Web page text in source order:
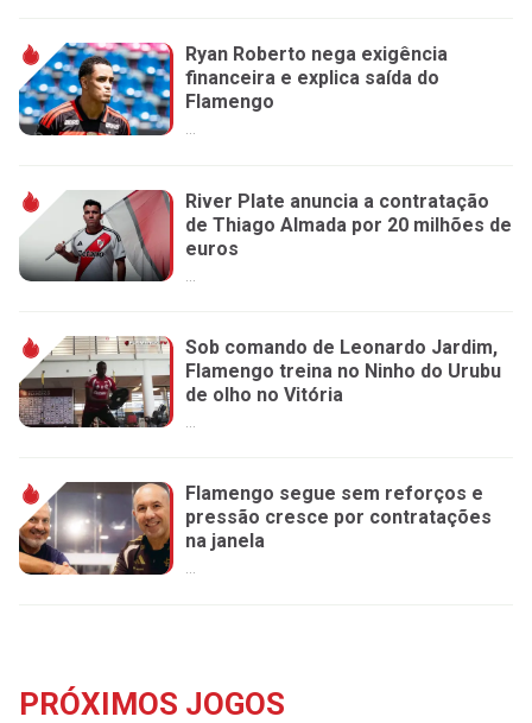
Ryan Roberto nega exigência
financeira e explica saída do
Flamengo
...
River Plate anuncia a contratação
de Thiago Almada por 20 milhões de
euros
Sob comando de Leonardo Jardim,
Flamengo treina no Ninho do Urubu
de olho no Vitória
...
Flamengo segue sem reforços e
pressão cresce por contratações
na janela
...
PRÓXIMOS JOGOS